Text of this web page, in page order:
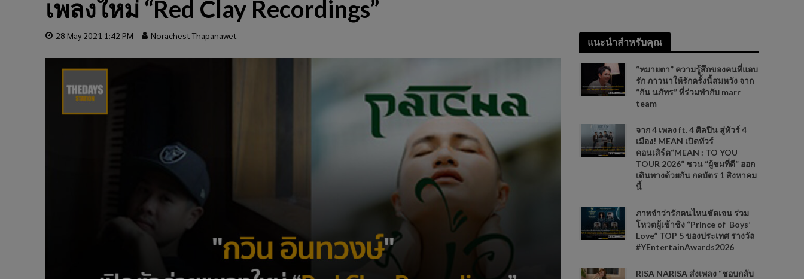
เพลงใหม่ “Red Clay Recordings”
28 May 2021 1:42 PM Norachest Thapanawet
แนะนำสำหรับคุณ
“หมายตา” ความรู้สึกของคนที่แอบ
รัก ภาวนาให้รักครั้งนี้สมหวัง จาก
“กัน นภัทร” ที่ร่วมทำกับ marr
team
จาก 4 เพลง ft. 4 ศิลปิน สู่ทัวร์ 4
เมือง! MEAN เปิดทัวร์
คอนเสิร์ต“MEAN : TO YOU
TOUR 2026” ชวน “ผู้ชมที่ดี” ออก
เดินทางด้วยกัน กดบัตร 1 สิงหาคม
นี้
ภาพจำว่ารักคนไหนชัดเจน ร่วม
โหวตผู้เข้าชิง “Prince of Boys’
Love” TOP 5 ของประเทศ รางวัล
#YEntertainAwards2026
RISA NARISA ส่งเพลง “ชอบกลับ